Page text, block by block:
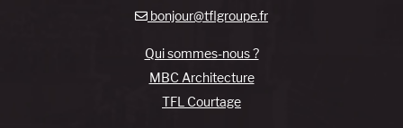
bonjour@tflgroupe.fr
Qui sommes-nous ?
MBC Architecture
TFL Courtage